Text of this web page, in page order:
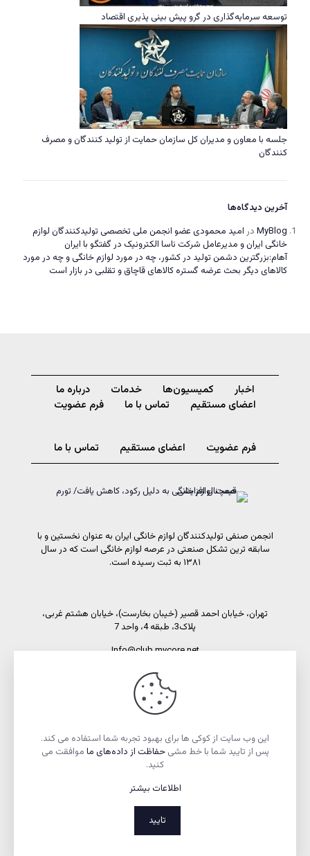
توسعه سرمایه‌گذاری در گرو پیش بینی پذیری اقتصاد
جلسه با معاون و مدیران کل سازمان حمایت از تولید کنندگان و مصرف
کنندگان
آخرین دیدگاه‌ها
MyBlog در امید محمودی عضو انجمن ملی تخصصی تولیدکنندگان لوازم
خانگی ایران و مدیرعامل شرکت ناسا الکترونیک در گفتگو با ایران
آهام:بزرگترین دشمن تولید در کشور، چه در مورد لوازم خانگی و چه در مورد
کالاهای دیگر بحث عرضه گستره کالاهای قاچاق و تقلبی در بازار است
اخبار کمیسیون‌ها خدمات
درباره ما
اعضای مستقیم
تماس با ما فرم عضویت
فرم عضویت اعضای مستقیم تماس با ما
انجمن صنفی تولیدکنندگان لوازم خانگی ایران به عنوان نخستین و با
سابقه ترین تشکل صنعتی در عرصه لوازم خانگی است که در سال
۱۳۸۱ به ثبت رسیده است.
تهران، خیابان احمد قصیر (خیبان بخارست)، خیابان هشتم غربی،
پلاک3، طبقه 4، واحد 7
Info@club.mycore.net
شماره تماس: 02191089450
شماره فاکس: 02188521269
تمام حقوق مادی و معنوی این وبسایت متعلق به انجمن صنفی
تولیدکنندگان لوازم خانگی ایران است.
این وب سایت از کوکی ها برای بهبود تجربه شما استفاده می کند.
پس از تایید شما با خط مشیحفاظت از داده‌های ما موافقت می
کنید.
اطلاعات بیشتر
تایید